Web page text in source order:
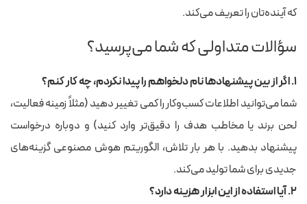
که آینده‌تان را تعریف می‌کند.
سؤالات متداولی که شما می‌پرسید؟
۱. اگر از بین پیشنهادها نام دلخواهم را پیدا نکردم، چه کار کنم؟
شما می‌توانید اطلاعات کسب‌وکار را کمی تغییر دهید (مثلاً زمینه فعالیت،
لحن برند یا مخاطب هدف را دقیق‌تر وارد کنید) و دوباره درخواست
پیشنهاد بدهید. با هر بار تلاش، الگوریتم هوش مصنوعی گزینه‌های
جدیدی برای شما تولید می‌کند.
۲. آیا استفاده از این ابزار هزینه دارد؟